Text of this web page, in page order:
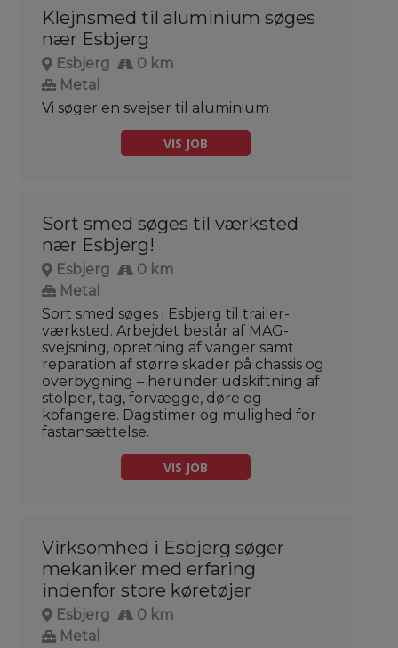
Klejnsmed til aluminium søges
nær Esbjerg
Esbjerg
0 km
Metal
Vi søger en svejser til aluminium
VIS JOB
Sort smed søges til værksted
nær Esbjerg!
Esbjerg
0 km
Metal
Sort smed søges i Esbjerg til trailer-
værksted. Arbejdet består af MAG-
svejsning, opretning af vanger samt
reparation af større skader på chassis og
overbygning – herunder udskiftning af
stolper, tag, forvægge, døre og
kofangere. Dagstimer og mulighed for
fastansættelse.
VIS JOB
Virksomhed i Esbjerg søger
mekaniker med erfaring
indenfor store køretøjer
Esbjerg
0 km
Metal